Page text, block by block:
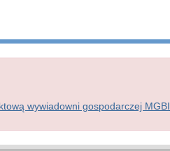
wywiadowni gospodarczej MGBI